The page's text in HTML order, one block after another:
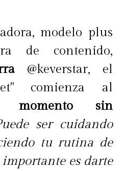
modelo plus
de contenido,
@keverstar, el
comienza al
momento sin
ser cuidando
tu rutina de
es darte